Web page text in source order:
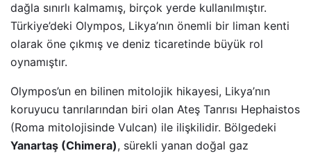
dağla sınırlı kalmamış, birçok yerde kullanılmıştır.
Türkiye’deki Olympos, Likya’nın önemli bir liman kenti
olarak öne çıkmış ve deniz ticaretinde büyük rol
oynamıştır.
Olympos’un en bilinen mitolojik hikayesi, Likya’nın
koruyucu tanrılarından biri olan Ateş Tanrısı Hephaistos
(Roma mitolojisinde Vulcan) ile ilişkilidir. Bölgedeki
Yanartaş (Chimera), sürekli yanan doğal gaz